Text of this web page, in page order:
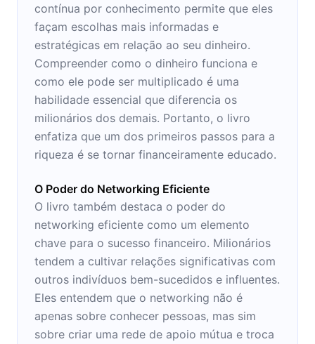
contínua por conhecimento permite que eles
façam escolhas mais informadas e
estratégicas em relação ao seu dinheiro.
Compreender como o dinheiro funciona e
como ele pode ser multiplicado é uma
habilidade essencial que diferencia os
milionários dos demais. Portanto, o livro
enfatiza que um dos primeiros passos para a
riqueza é se tornar financeiramente educado.
O Poder do Networking Eficiente
O livro também destaca o poder do
networking eficiente como um elemento
chave para o sucesso financeiro. Milionários
tendem a cultivar relações significativas com
outros indivíduos bem-sucedidos e influentes.
Eles entendem que o networking não é
apenas sobre conhecer pessoas, mas sim
sobre criar uma rede de apoio mútua e troca